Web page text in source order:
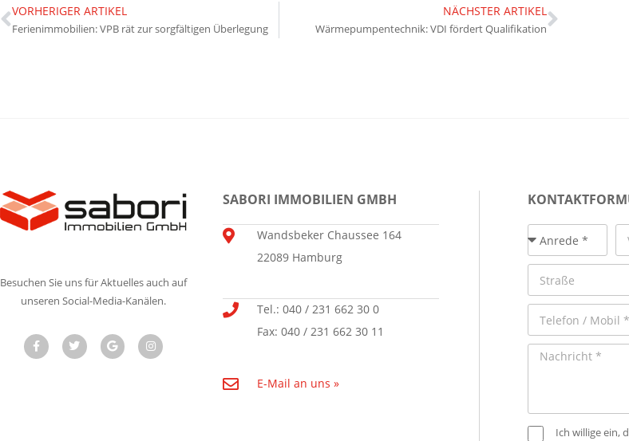
VORHERIGER ARTIKEL
Ferienimmobilien: VPB rät zur sorgfältigen Überlegung
NÄCHSTER ARTIKEL
Wärmepumpentechnik: VDI fördert Qualifikation
Besuchen Sie uns für Aktuelles auch auf
unseren Social-Media-Kanälen.
SABORI IMMOBILIEN GMBH
Wandsbeker Chaussee 164
22089 Hamburg
Tel.: 040 / 231 662 30 0
Fax: 040 / 231 662 30 11
E-Mail an uns »
Ich willige ein,